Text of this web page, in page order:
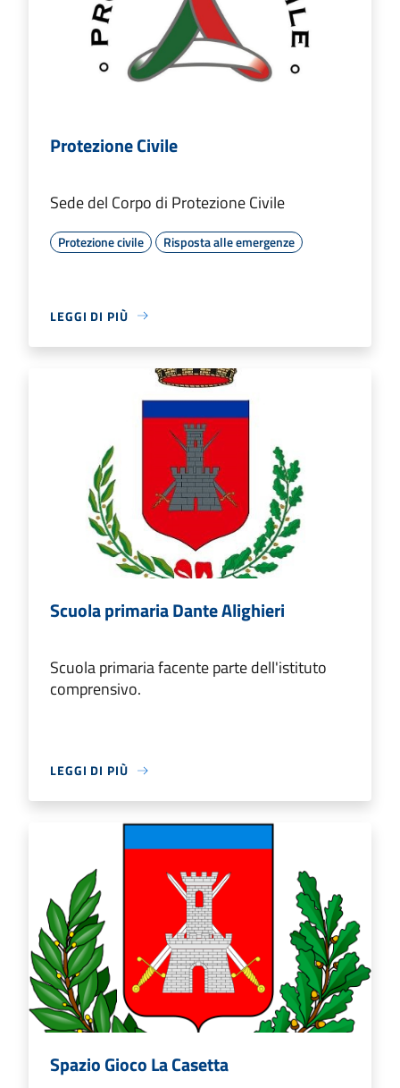
Protezione Civile
Sede del Corpo di Protezione Civile
Protezione civile Risposta alle emergenze
LEGGI DI PIÙ
Scuola primaria Dante Alighieri
Scuola primaria facente parte dell'istituto
comprensivo.
LEGGI DI PIÙ
Spazio Gioco La Casetta